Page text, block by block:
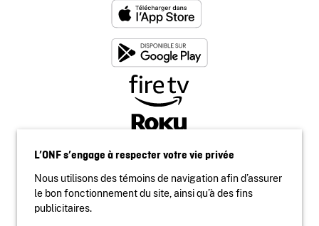
L’ONF s’engage à respecter votre vie privée
Nous utilisons des témoins de navigation afin d’assurer
le bon fonctionnement du site, ainsi qu’à des fins
publicitaires.